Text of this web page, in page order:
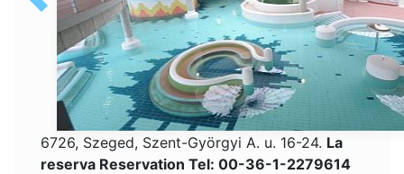
6726, Szeged, Szent-Györgyi A. u. 16-24. La
reserva Reservation Tel: 00-36-1-2279614